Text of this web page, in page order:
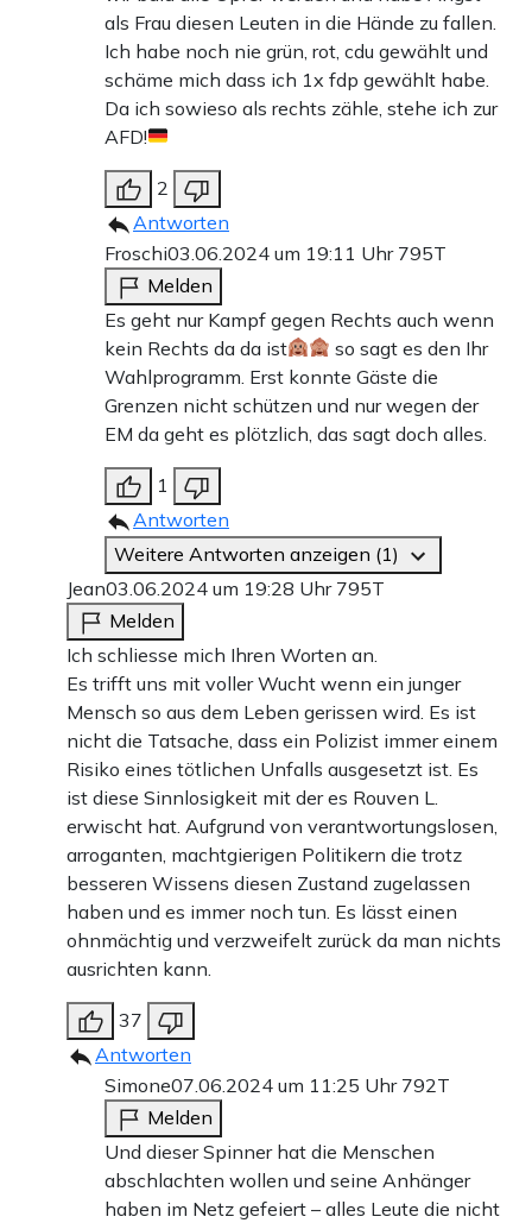
als Frau diesen Leuten in die Hände zu fallen.
Ich habe noch nie grün, rot, cdu gewählt und
schäme mich dass ich 1x fdp gewählt habe.
Da ich sowieso als rechts zähle, stehe ich zur
AFD!
2
Antworten
Froschi03.06.2024 um 19:11 Uhr 795T
Melden
Es geht nur Kampf gegen Rechts auch wenn
kein Rechts da da ist
so sagt es den Ihr
Wahlprogramm. Erst konnte Gäste die
Grenzen nicht schützen und nur wegen der
EM da geht es plötzlich, das sagt doch alles.
1
Antworten
Weitere Antworten anzeigen (1)
Jean03.06.2024 um 19:28 Uhr 795T
Melden
Ich schliesse mich Ihren Worten an.
Es trifft uns mit voller Wucht wenn ein junger
Mensch so aus dem Leben gerissen wird. Es ist
nicht die Tatsache, dass ein Polizist immer einem
Risiko eines tötlichen Unfalls ausgesetzt ist. Es
ist diese Sinnlosigkeit mit der es Rouven L.
erwischt hat. Aufgrund von verantwortungslosen,
arroganten, machtgierigen Politikern die trotz
besseren Wissens diesen Zustand zugelassen
haben und es immer noch tun. Es lässt einen
ohnmächtig und verzweifelt zurück da man nichts
ausrichten kann.
37
Antworten
Simone07.06.2024 um 11:25 Uhr 792T
Melden
Und dieser Spinner hat die Menschen
abschlachten wollen und seine Anhänger
haben im Netz gefeiert – alles Leute die nicht